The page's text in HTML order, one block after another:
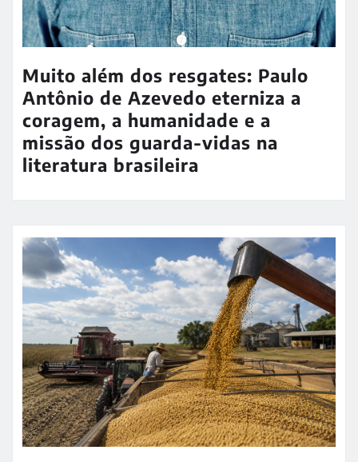
Muito além dos resgates: Paulo
Antônio de Azevedo eterniza a
coragem, a humanidade e a
missão dos guarda-vidas na
literatura brasileira